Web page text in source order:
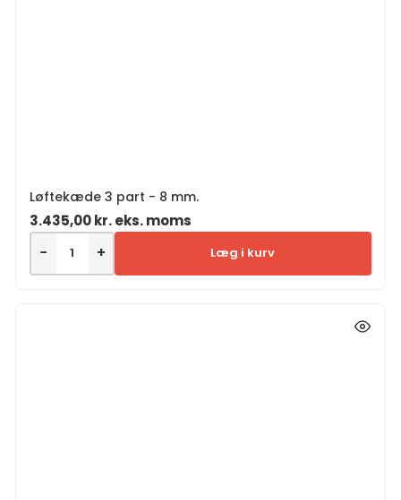
Løftekæde 3 part - 8 mm.
3.435,00kr.eks. moms
− + Læg i kurv